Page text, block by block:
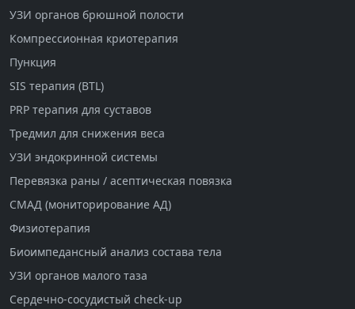
УЗИ органов брюшной полости
Компрессионная криотерапия
Пункция
SIS терапия (BTL)
PRP терапия для суставов
Тредмил для снижения веса
УЗИ эндокринной системы
Перевязка раны / асептическая повязка
СМАД (мониторирование АД)
Физиотерапия
Биоимпедансный анализ состава тела
УЗИ органов малого таза
Сердечно-сосудистый check-up